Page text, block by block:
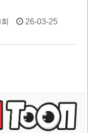
26-03-25